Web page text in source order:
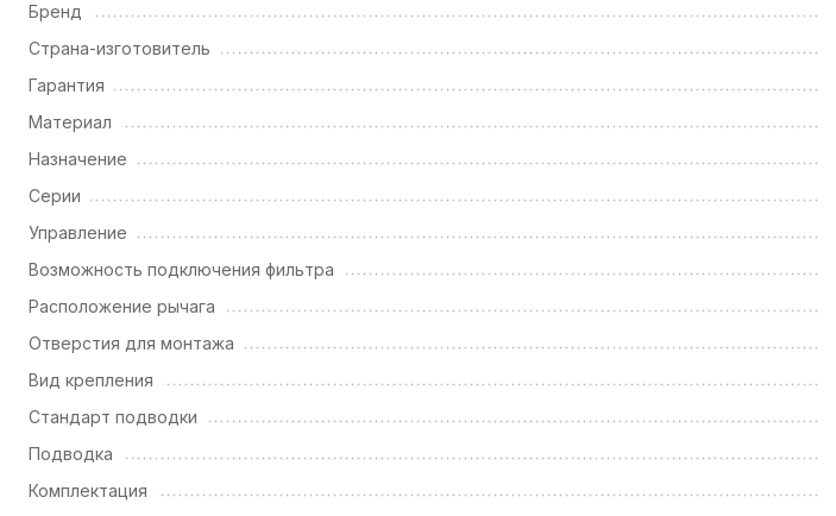
Бренд
Страна-изготовитель
Гарантия
Материал
Назначение
Серии
Управление
Возможность подключения фильтра
Расположение рычага
Отверстия для монтажа
Вид крепления
Стандарт подводки
Подводка
Комплектация